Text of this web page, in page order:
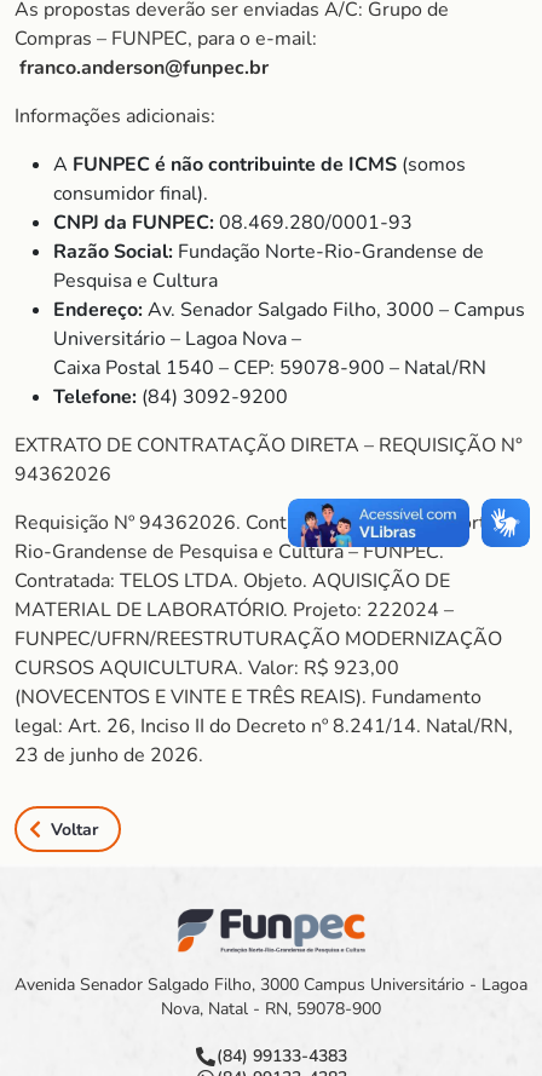
As propostas deverão ser enviadas A/C: Grupo de
Compras – FUNPEC, para o e-mail:
franco.anderson@funpec.br
Informações adicionais:
A FUNPEC é não contribuinte de ICMS (somos
consumidor final).
CNPJ da FUNPEC:08.469.280/0001-93
Razão Social: Fundação Norte-Rio-Grandense de
Pesquisa e Cultura
Endereço:Av. Senador Salgado Filho, 3000 – Campus
Universitário – Lagoa Nova –
Caixa Postal 1540 – CEP: 59078-900 – Natal/RN
Telefone: (84) 3092-9200
EXTRATO DE CONTRATAÇÃO DIRETA – REQUISIÇÃO N°
94362026
Requisição Nº 94362026. Contratante: Fundação Norte-
Rio-Grandense de Pesquisa e Cultura – FUNPEC.
Contratada: TELOS LTDA. Objeto. AQUISIÇÃO DE
MATERIAL DE LABORATÓRIO. Projeto: 222024 –
FUNPEC/UFRN/REESTRUTURAÇÃO MODERNIZAÇÃO
CURSOS AQUICULTURA. Valor: R$ 923,00
(NOVECENTOS E VINTE E TRÊS REAIS). Fundamento
legal: Art. 26, Inciso II do Decreto nº 8.241/14. Natal/RN,
23 de junho de 2026.
Voltar
Avenida Senador Salgado Filho, 3000 Campus Universitário - Lagoa
Nova, Natal - RN, 59078-900
(84) 99133-4383